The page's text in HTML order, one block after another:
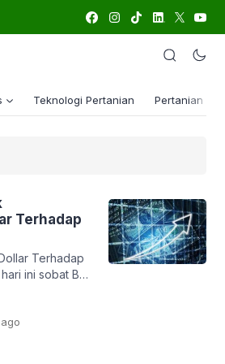
Teknologi Pertanian Pertanian
Terhadap
Terhadap
ini sobat BT?
Karena
ke sawah
ago